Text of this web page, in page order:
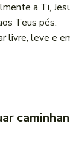
a Ti,
Teus pés.
livre, leve e